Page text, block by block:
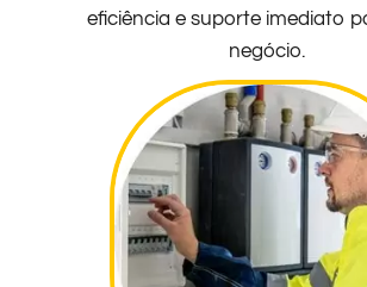
eficiência e suporte imediato
negócio.